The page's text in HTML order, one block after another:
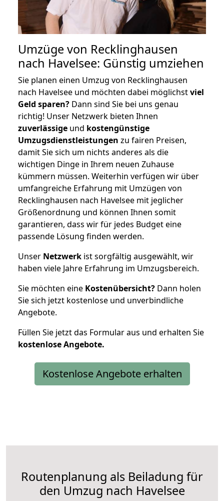
Umzüge von Recklinghausen
nach Havelsee: Günstig umziehen
Sie planen einen Umzug von Recklinghausen
nach Havelsee und möchten dabei möglichstviel
Geld sparen? Dann sind Sie bei uns genau
richtig! Unser Netzwerk bieten Ihnen
zuverlässige und kostengünstige
Umzugsdienstleistungen zu fairen Preisen,
damit Sie sich um nichts anderes als die
wichtigen Dinge in Ihrem neuen Zuhause
kümmern müssen. Weiterhin verfügen wir über
umfangreiche Erfahrung mit Umzügen von
Recklinghausen nach Havelsee mit jeglicher
Größenordnung und können Ihnen somit
garantieren, dass wir für jedes Budget eine
passende Lösung finden werden.
Unser Netzwerk ist sorgfältig ausgewählt, wir
haben viele Jahre Erfahrung im Umzugsbereich.
Sie möchten eine Kostenübersicht? Dann holen
Sie sich jetzt kostenlose und unverbindliche
Angebote.
Füllen Sie jetzt das Formular aus und erhalten Sie
kostenloseAngebote.
Kostenlose Angebote erhalten
Routenplanung als Beiladung für
den Umzug nach Havelsee